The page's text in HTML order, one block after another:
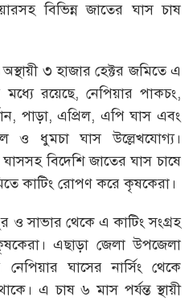
বিভিন্ন জাতের ঘাস চাষ
৩ হাজার হেক্টর জমিতে এ
রয়েছে, নেপিয়ার পাকচং,
পাড়া, এপ্রিল, এপি ঘাস এবং
ও ধুমচা ঘাস উল্লেখযোগ্য।
বিদেশি জাতের ঘাস চাষে
কাটিং রোপণ করে কৃষকেরা।
ও সাভার থেকে এ কাটিং সংগ্রহ
এছাড়া জেলা উপজেলা
ঘাসের নার্সিং থেকে
এ চাষ ৬ মাস পর্যন্ত স্থায়ী